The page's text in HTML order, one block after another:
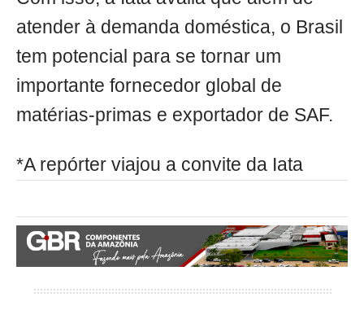
atender à demanda doméstica, o Brasil
tem potencial para se tornar um
importante fornecedor global de
matérias-primas e exportador de SAF.
*A repórter viajou a convite da Iata